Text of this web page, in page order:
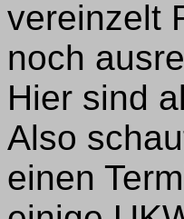
vereinzelt
noch
Hier sind
Also
einen